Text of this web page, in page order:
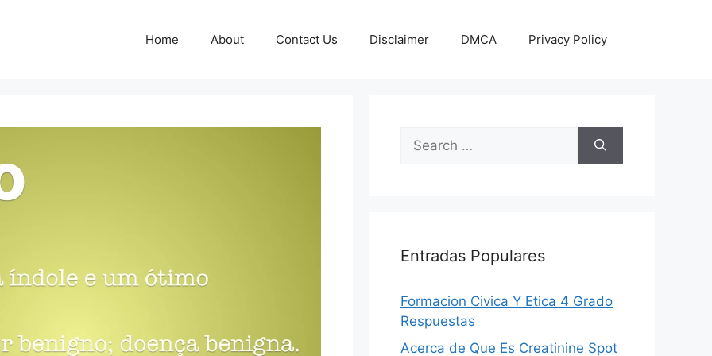
Home About Contact Us Disclaimer DMCA Privacy Policy
Search
for:
Entradas Populares
Formacion Civica Y Etica 4 Grado
Respuestas
Acerca de Que Es Creatinine Spot